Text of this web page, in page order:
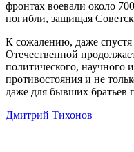
фронтах воевали около
погибли, защищая
К сожалению, даже спустя
Отечественной
политического, научного
противостояния и не
даже для бывших братьев
Дмитрий Тихонов